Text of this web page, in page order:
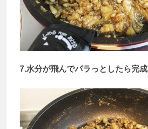
7.水分が飛んでパラっとしたら完成